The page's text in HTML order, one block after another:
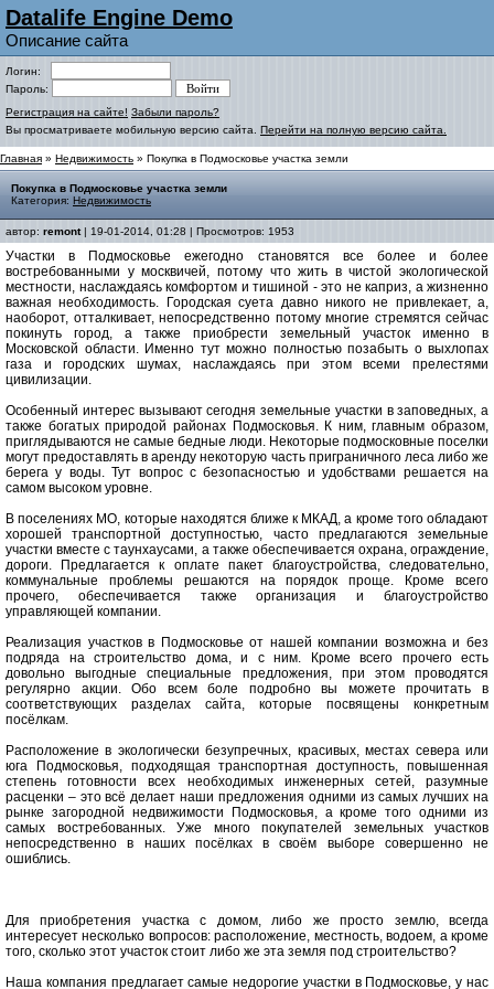
Datalife Engine Demo
Описание сайта
Логин:
Пароль:
Регистрация на сайте! Забыли пароль?
Вы просматриваете мобильную версию сайта. Перейти на полную версию сайта.
Главная » Недвижимость » Покупка в Подмосковье участка земли
Покупка в Подмосковье участка земли
Категория: Недвижимость
автор: remont| 19-01-2014, 01:28 | Просмотров: 1953
Участки в Подмосковье ежегодно становятся все более и более
востребованными у москвичей, потому что жить в чистой экологической
местности, наслаждаясь комфортом и тишиной - это не каприз, а жизненно
важная необходимость. Городская суета давно никого не привлекает, а,
наоборот, отталкивает, непосредственно потому многие стремятся сейчас
покинуть город, а также приобрести земельный участок именно в
Московской области. Именно тут можно полностью позабыть о выхлопах
газа и городских шумах, наслаждаясь при этом всеми прелестями
цивилизации.
Особенный интерес вызывают сегодня земельные участки в заповедных, а
также богатых природой районах Подмосковья. К ним, главным образом,
приглядываются не самые бедные люди. Некоторые подмосковные поселки
могут предоставлять в аренду некоторую часть приграничного леса либо же
берега у воды. Тут вопрос с безопасностью и удобствами решается на
самом высоком уровне.
В поселениях МО, которые находятся ближе к МКАД, а кроме того обладают
хорошей транспортной доступностью, часто предлагаются земельные
участки вместе с таунхаусами, а также обеспечивается охрана, ограждение,
дороги. Предлагается к оплате пакет благоустройства, следовательно,
коммунальные проблемы решаются на порядок проще. Кроме всего
прочего, обеспечивается также организация и благоустройство
управляющей компании.
Реализация участков в Подмосковье от нашей компании возможна и без
подряда на строительство дома, и с ним. Кроме всего прочего есть
довольно выгодные специальные предложения, при этом проводятся
регулярно акции. Обо всем боле подробно вы можете прочитать в
соответствующих разделах сайта, которые посвящены конкретным
посёлкам.
Расположение в экологически безупречных, красивых, местах севера или
юга Подмосковья, подходящая транспортная доступность, повышенная
степень готовности всех необходимых инженерных сетей, разумные
расценки – это всё делает наши предложения одними из самых лучших на
рынке загородной недвижимости Подмосковья, а кроме того одними из
самых востребованных. Уже много покупателей земельных участков
непосредственно в наших посёлках в своём выборе совершенно не
ошиблись.
Для приобретения участка с домом, либо же просто землю, всегда
интересует несколько вопросов: расположение, местность, водоем, а кроме
того, сколько этот участок стоит либо же эта земля под строительство?
Наша компания предлагает самые недорогие участки в Подмосковье, у нас